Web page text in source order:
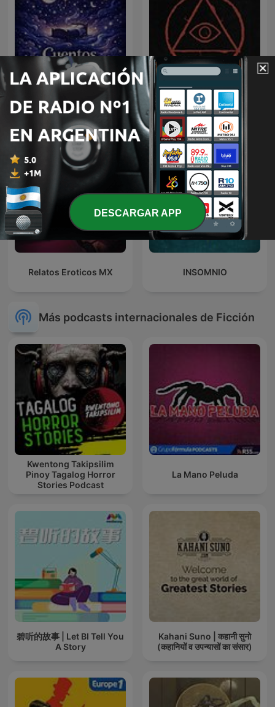
Cuentos para Dormir Paranormal
Relatos Eroticos MX INSOMNIO
Más podcasts internacionales de Ficción
Kwentong Takipsilim
Pinoy Tagalog Horror
Stories Podcast
La Mano Peluda
碧听的故事 | Let BI Tell You
A Story
Kahani Suno | कहानी सुनो
(कहानियों व उपन्यासों का संसार)
DESCARGAR APP